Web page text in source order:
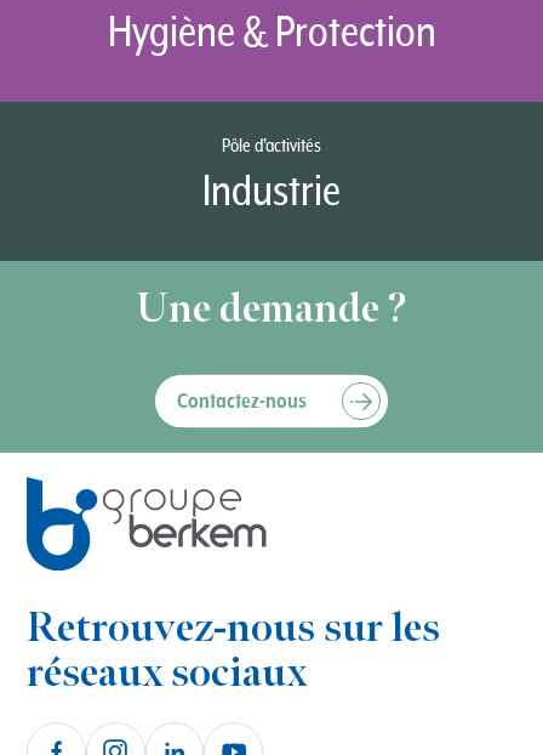
Hygiène & Protection
Pôle d’activités
Industrie
Une demande ?
Contactez-nous
Retrouvez-nous sur les
réseaux sociaux